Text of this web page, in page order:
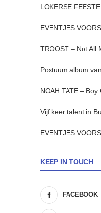
LOKERSE
EVENTJES
TROOST – Not All
Postuum album
NOAH TATE – Boy
Vijf keer talent in
EVENTJES
KEEP IN TOUCH
FACEBOOK